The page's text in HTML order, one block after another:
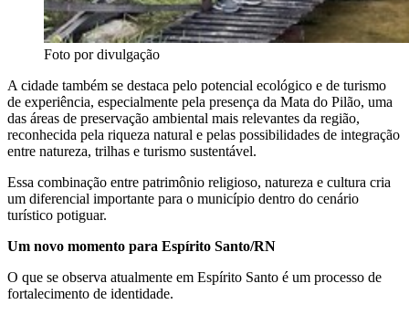
Foto por divulgação
A cidade também se destaca pelo potencial ecológico e de turismo
de experiência, especialmente pela presença da Mata do Pilão, uma
das áreas de preservação ambiental mais relevantes da região,
reconhecida pela riqueza natural e pelas possibilidades de integração
entre natureza, trilhas e turismo sustentável.
Essa combinação entre patrimônio religioso, natureza e cultura cria
um diferencial importante para o município dentro do cenário
turístico potiguar.
Um novo momento para Espírito Santo/RN
O que se observa atualmente em Espírito Santo é um processo de
fortalecimento de identidade.